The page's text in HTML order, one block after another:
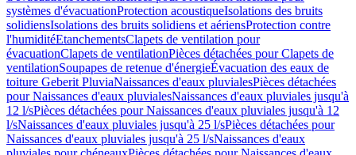
systèmes d'évacuationProtection acoustiqueIsolations des bruits
solidiensIsolations des bruits solidiens et aériensProtection contre
l'humiditéEtanchementsClapets de ventilation pour
évacuationClapets de ventilationPièces détachées pour Clapets de
ventilationSoupapes de retenue d'énergieÉvacuation des eaux de
toiture Geberit PluviaNaissances d'eaux pluvialesPièces détachées
pour Naissances d'eaux pluvialesNaissances d'eaux pluviales jusqu'à
12 l/sPièces détachées pour Naissances d'eaux pluviales jusqu'à 12
l/sNaissances d'eaux pluviales jusqu'à 25 l/sPièces détachées pour
Naissances d'eaux pluviales jusqu'à 25 l/sNaissances d'eaux